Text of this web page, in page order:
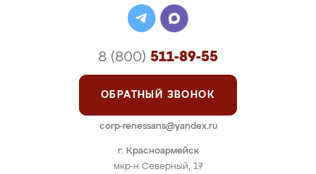
г. Красноармейск
мкр-н Северный, 17
8 (800) 511-89-55
ОБРАТНЫЙ ЗВОНОК
corp-renessans@yandex.ru